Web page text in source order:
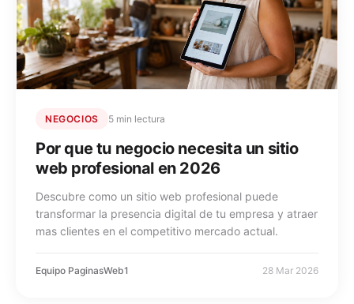
NEGOCIOS 5 min lectura
Por que tu negocio necesita un sitio
web profesional en 2026
Descubre como un sitio web profesional puede
transformar la presencia digital de tu empresa y atraer
mas clientes en el competitivo mercado actual.
Equipo PaginasWeb1 28 Mar 2026